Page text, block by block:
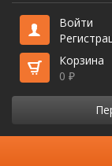
Войти
Корзина
0 ₽